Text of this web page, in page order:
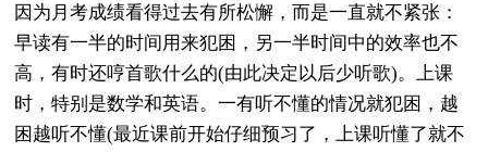
因为月考成绩看得过去有所松懈，而是一直就不紧张：
早读有一半的时间用来犯困，另一半时间中的效率也不
高，有时还哼首歌什么的(由此决定以后少听歌)。上课
时，特别是数学和英语。一有听不懂的情况就犯困，越
困越听不懂(最近课前开始仔细预习了，上课听懂了就不